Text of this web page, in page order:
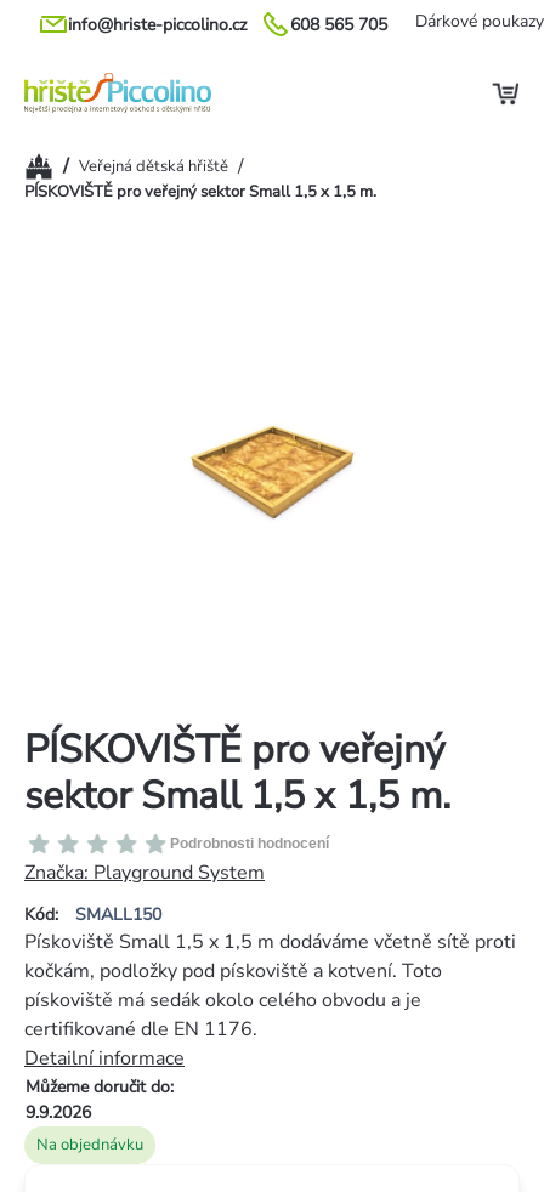
Přejít
608 565 705
info@hriste-piccolino.cz Dárkové poukazy
Domů/ Veřejná dětská hřiště /
PÍSKOVIŠTĚ pro veřejný sektor Small 1,5 x 1,5 m.
PÍSKOVIŠTĚ pro veřejný
sektor Small 1,5 x 1,5 m.
Kód: SMALL150
Průměrné
hodnocení
produktu
je
0,0
5
hvězdiček.
Podrobnosti hodnocení
Značka: Playground System
Na objednávku
Můžeme doručit do:
9.9.2026
Pískoviště Small 1,5 x 1,5 m dodáváme včetně sítě proti
kočkám, podložky pod pískoviště a kotvení. Toto
pískoviště má sedák okolo celého obvodu a je
certifikované dle EN 1176.
Detailní informace